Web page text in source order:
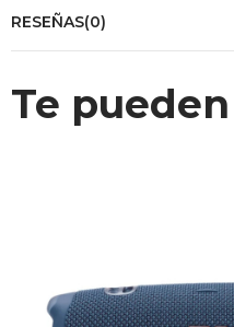
RESEÑAS(0)
Te